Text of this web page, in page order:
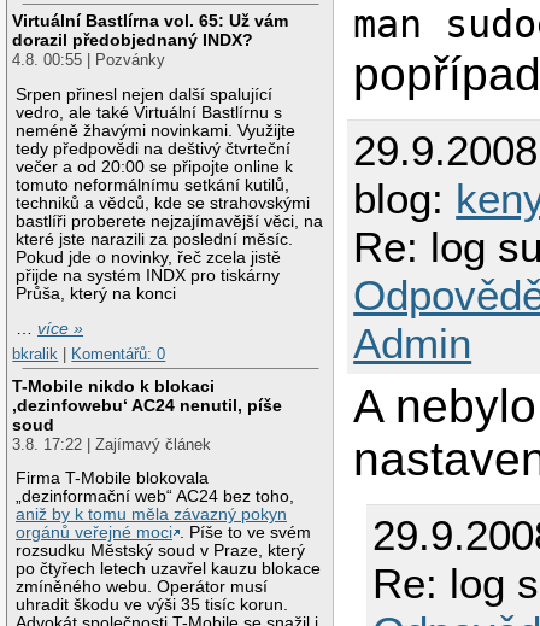
Virtuální Bastlírna vol. 65: Už vám
dorazil předobjednaný INDX?
4.8. 00:55 | Pozvánky
Srpen přinesl nejen další spalující
vedro, ale také Virtuální Bastlírnu s
neméně žhavými novinkami. Využijte
tedy předpovědi na deštivý čtvrteční
večer a od 20:00 se připojte online k
tomuto neformálnímu setkání kutilů,
techniků a vědců, kde se strahovskými
bastlíři proberete nejzajímavější věci, na
které jste narazili za poslední měsíc.
Pokud jde o novinky, řeč zcela jistě
přijde na systém INDX pro tiskárny
Průša, který na konci
…více »
bkralik
Komentářů: 0
T-Mobile nikdo k blokaci
‚dezinfowebu‘ AC24 nenutil, píše
soud
3.8. 17:22 | Zajímavý článek
Firma T-Mobile blokovala
„dezinformační web“ AC24 bez toho,
aniž by k tomu měla závazný pokyn
orgánů veřejné moci . Píše to ve svém
rozsudku Městský soud v Praze, který
po čtyřech letech uzavřel kauzu blokace
zmíněného webu. Operátor musí
uhradit škodu ve výši 35 tisíc korun.
man
blog:
Re: log
Admin
A
Re: log